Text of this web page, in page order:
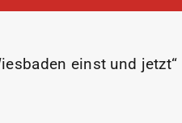
einst und jetzt“